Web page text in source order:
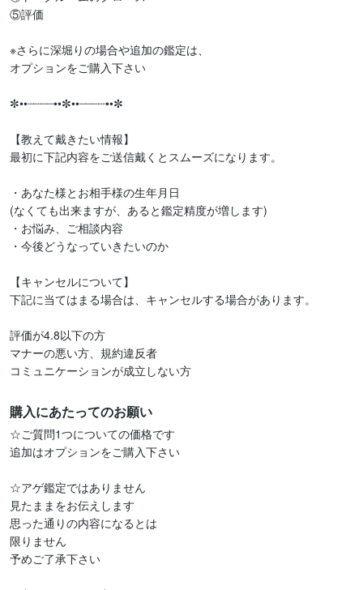
⑤評価
※さらに深堀りの場合や追加の鑑定は、
オプションをご購入下さい
✼••┈┈┈┈••✼••┈┈┈┈••✼
【教えて戴きたい情報】
最初に下記内容をご送信戴くとスムーズになります。
・あなた様とお相手様の生年月日
(なくても出来ますが、あると鑑定精度が増します)
・お悩み、ご相談内容
・今後どうなっていきたいのか
【キャンセルについて】
下記に当てはまる場合は、キャンセルする場合があります。
評価が4.8以下の方
マナーの悪い方、規約違反者
コミュニケーションが成立しない方
購入にあたってのお願い
☆ご質問1つについての価格です
追加はオプションをご購入下さい
☆アゲ鑑定ではありません
見たままをお伝えします
思った通りの内容になるとは
限りません
予めご了承下さい